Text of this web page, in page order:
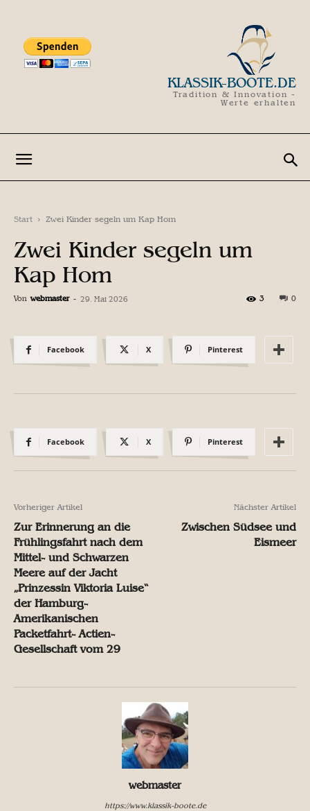
KLASSIK-BOOTE.DE
Tradition & Innovation -
Werte erhalten
Start Zwei Kinder segeln um Kap Hom
Zwei Kinder segeln um
Kap Hom
Von webmaster - 29. Mai 2026 0
3
Facebook X Pinterest
Facebook X Pinterest
Vorheriger Artikel
Zur Erinnerung an die
Frühlingsfahrt nach dem
Mittel- und Schwarzen
Meere auf der Jacht
„Prinzessin Viktoria Luise“
der Hamburg-
Amerikanischen
Packetfahrt- Actien-
Gesellschaft vom 29
Nächster Artikel
Zwischen Südsee und
Eismeer
webmaster
https://www.klassik-boote.de